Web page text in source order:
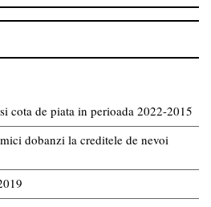
cota de piata in perioada 2022-2015
dobanzi la creditele de nevoi